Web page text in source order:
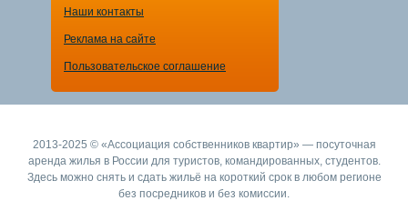
Наши контакты
Реклама на сайте
Пользовательское соглашение
2013-2025 © «Ассоциация собственников квартир» — посуточная
аренда жилья в России для туристов, командированных, студентов.
Здесь можно снять и сдать жильё на короткий срок в любом регионе
без посредников и без комиссии.